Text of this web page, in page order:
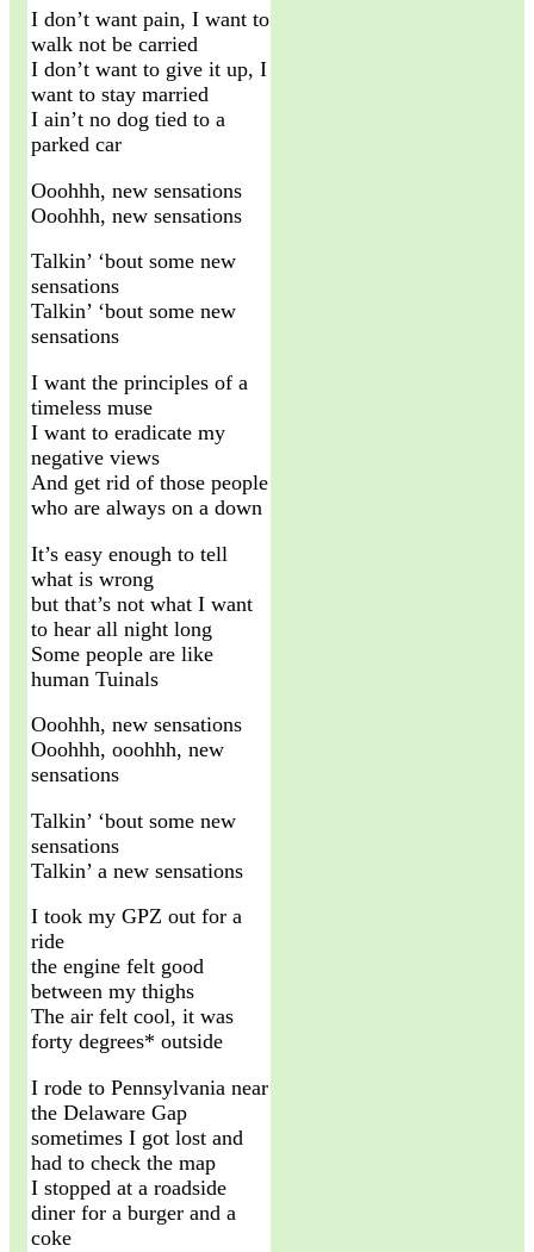
I don’t want pain, I want to
walk not be carried
I don’t want to give it up, I
want to stay married
I ain’t no dog tied to a
parked car
Ooohhh, new sensations
Ooohhh, new sensations
Talkin’ ‘bout some new
sensations
Talkin’ ‘bout some new
sensations
I want the principles of a
timeless muse
I want to eradicate my
negative views
And get rid of those people
who are always on a down
It’s easy enough to tell
what is wrong
but that’s not what I want
to hear all night long
Some people are like
human Tuinals
Ooohhh, new sensations
Ooohhh, ooohhh, new
sensations
Talkin’ ‘bout some new
sensations
Talkin’ a new sensations
I took my GPZ out for a
ride
the engine felt good
between my thighs
The air felt cool, it was
forty degrees* outside
I rode to Pennsylvania near
the Delaware Gap
sometimes I got lost and
had to check the map
I stopped at a roadside
diner for a burger and a
coke